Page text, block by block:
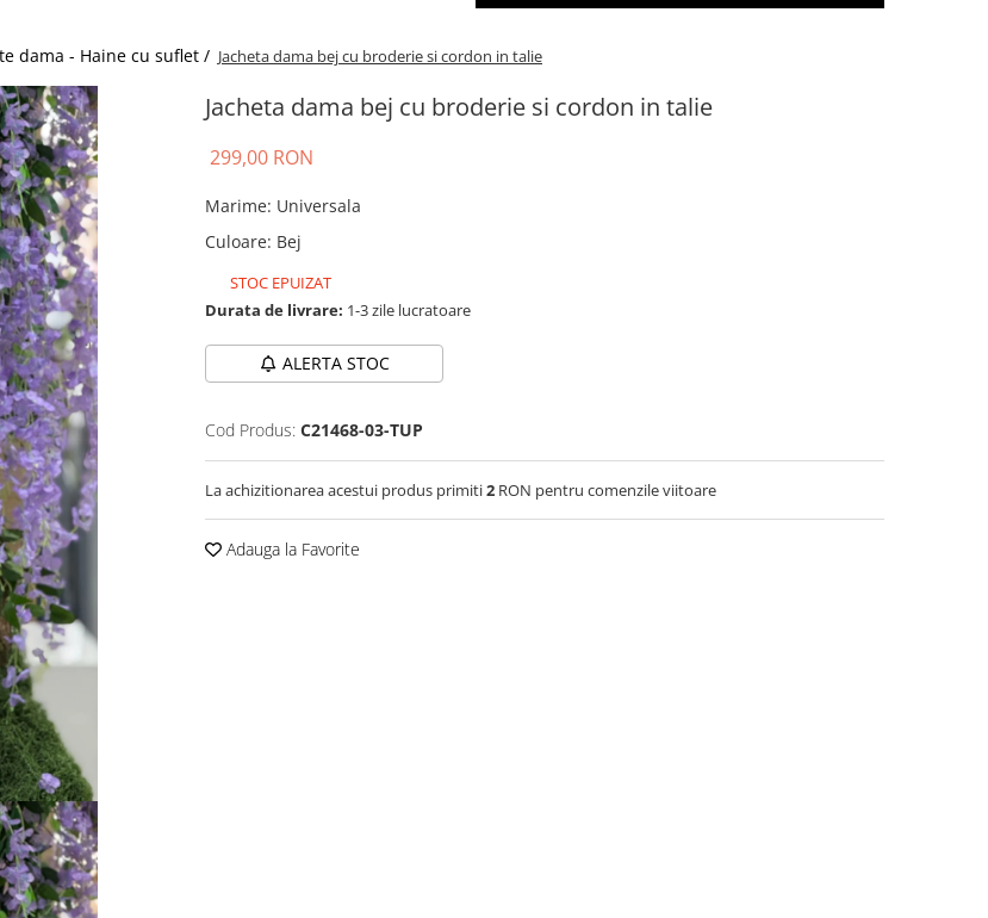
dama - Haine cu suflet / Jacheta dama bej cu broderie si cordon in talie
Jacheta dama bej cu broderie si cordon in talie
299,00 RON
Marime: Universala
Culoare: Bej
STOC EPUIZAT
Durata de livrare: 1-3 zile lucratoare
ALERTA STOC
Cod Produs: C21468-03-TUP
La achizitionarea acestui produs primiti2 RON pentru comenzile viitoare
Adauga la Favorite